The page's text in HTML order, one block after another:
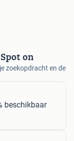
on
zoekopdracht en de
beschikbaar